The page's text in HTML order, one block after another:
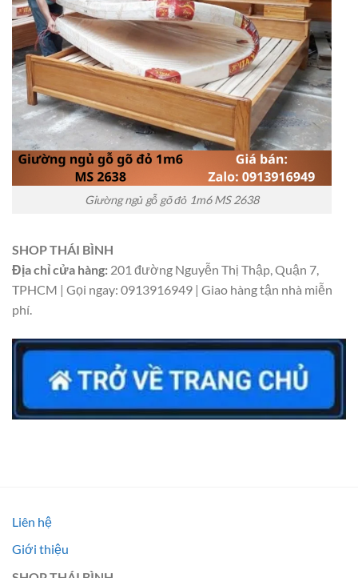
Giường ngủ gỗ gõ đỏ 1m6 MS 2638
SHOP THÁI BÌNH
Địa chỉ cửa hàng: 201 đường Nguyễn Thị Thập, Quận 7,
TPHCM | Gọi ngay: 0913916949 | Giao hàng tận nhà miễn
phí.
Liên hệ
Giới thiệu